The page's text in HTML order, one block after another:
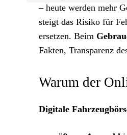
– heute werden mehr
steigt das Risiko für
ersetzen. Beim
Fakten, Transparenz
Warum der
Digitale